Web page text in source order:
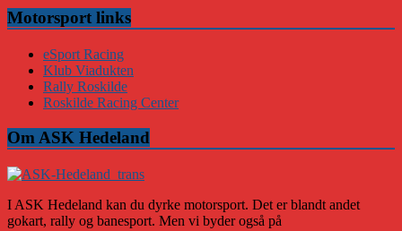
Motorsport links
eSport Racing
Klub Viadukten
Rally Roskilde
Roskilde Racing Center
Om ASK Hedeland
I ASK Hedeland kan du dyrke motorsport. Det er blandt andet
gokart, rally og banesport. Men vi byder også på